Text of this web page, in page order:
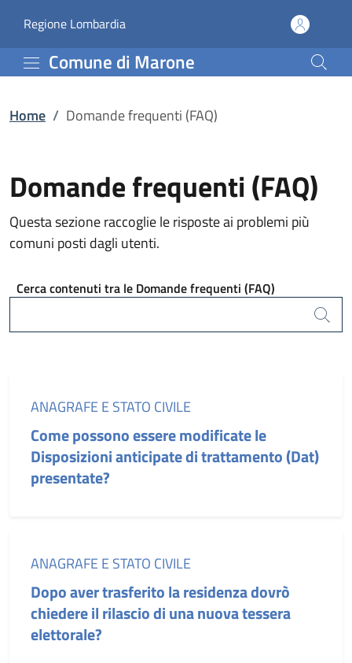
Domande frequenti
Regione Lombardia(apre in un'altra scheda).
Comune di Marone
Home / Domande frequenti (FAQ)
Domande frequenti (FAQ)
Questa sezione raccoglie le risposte ai problemi più
comuni posti dagli utenti.
Cerca contenuti tra le Domande frequenti (FAQ)
Cerca
Categoria:
ANAGRAFE E STATO CIVILE
Come possono essere modificate le
Disposizioni anticipate di trattamento (Dat)
presentate?
Categoria:
ANAGRAFE E STATO CIVILE
Dopo aver trasferito la residenza dovrò
chiedere il rilascio di una nuova tessera
elettorale?